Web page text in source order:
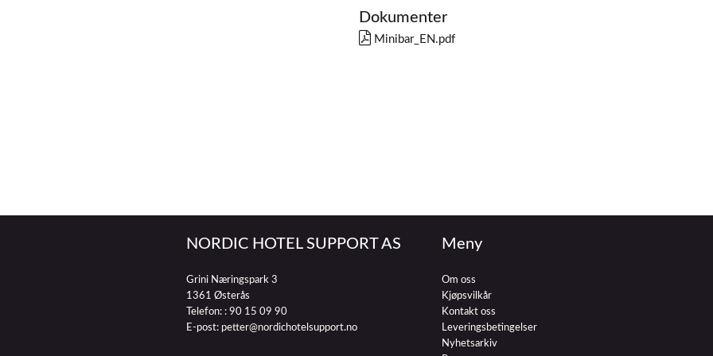
Dokumenter
Minibar_EN.pdf
NORDIC HOTEL SUPPORT AS
Grini Næringspark 3
1361 Østerås
Telefon: : 90 15 09 90
E-post: petter@nordichotelsupport.no
Meny
Om oss
Kjøpsvilkår
Kontakt oss
Leveringsbetingelser
Nyhetsarkiv